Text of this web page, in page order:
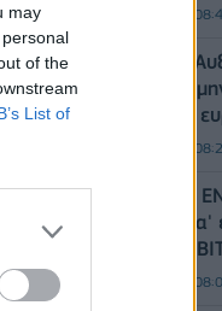
may
of the
List of
06/08/2026 -
Viohalco:
στο α'
446 εκατ.
06/08/2026 -
HELLENiQ
ευρώ στο
ευρώ τα
06/08/2026 -